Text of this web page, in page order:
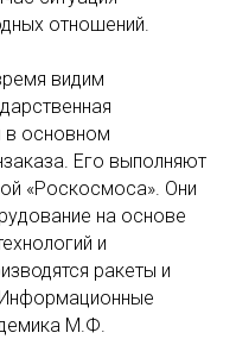
отношений.
видим
в основном
Его выполняют
«Роскосмоса». Они
на основе
и
ракеты и
М.Ф.